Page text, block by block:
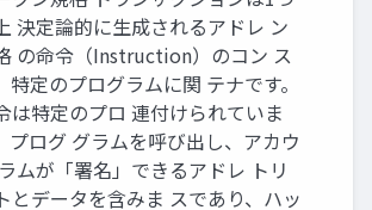
決定論的に生成されるアドレ ン
の命令（Instruction）のコン ス
特定のプログラムに関 テナです。
は特定のプロ 連付けられていま
プログ グラムを呼び出し、アカウ
ムが「署名」できるアドレ トリ
とデータを含みま スであり、ハッ